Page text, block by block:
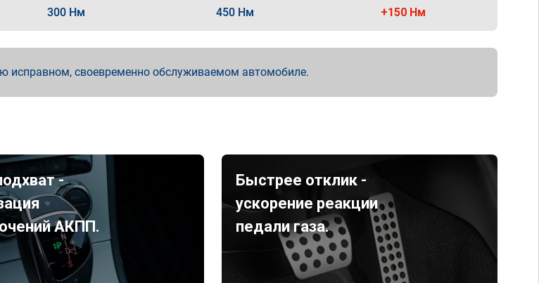
300 Нм 450 Нм +150 Нм
исправном, своевременно обслуживаемом автомобиле.
-
АКПП.
Быстрее отклик -
ускорение реакции
педали газа.